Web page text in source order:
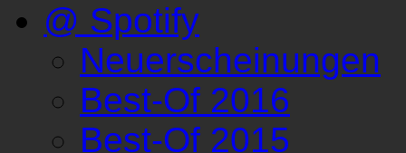
@ Spotify
Neuerscheinungen
Best-Of 2016
Best-Of 2015